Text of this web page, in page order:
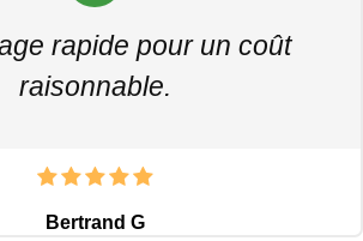
rapide pour un coût
raisonnable.
Bertrand G